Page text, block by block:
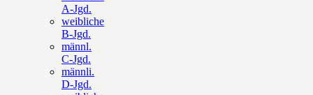
A-Jgd.
weibliche
B-Jgd.
männl.
C-Jgd.
männli.
D-Jgd.